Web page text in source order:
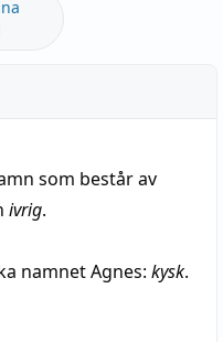
som består av
ivrig.
namnet Agnes: kysk.